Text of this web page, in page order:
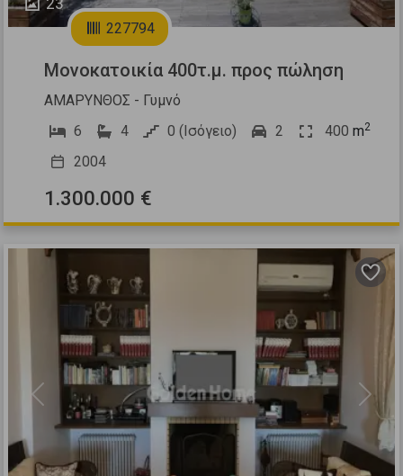
23
227794
Μονοκατοικία 400τ.μ. προς πώληση
ΑΜΑΡΥΝΘΟΣ - Γυμνό
6
4 0 (Ισόγειο) 2 400 m2
2004
1.300.000 €
Previous Next